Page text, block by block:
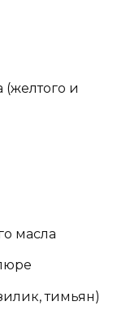
(желтого и
масла
тимьян)